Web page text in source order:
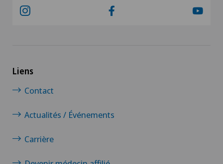
Liens
Contact
Actualités / Événements
Carrière